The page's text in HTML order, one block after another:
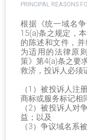
PRINCIPAL REASONS
根据《统一域名
15(a)条之规定，
的陈述和文件，
为适用的法律原
策》第4(a)条之要
救济，投诉人必须
（1）被投诉人注
商标或服务标记相
（2）被投诉人对
益；以及
（3）争议域名系